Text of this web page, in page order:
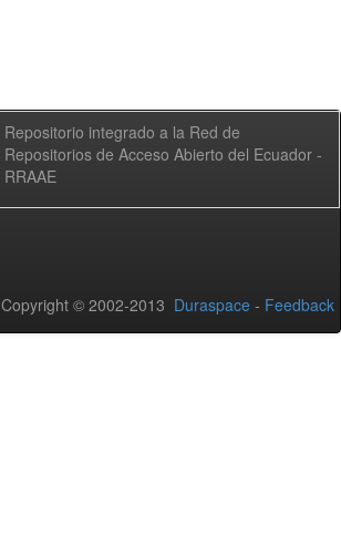
Repositorio integrado a la Red de
Repositorios de Acceso Abierto del Ecuador -
RRAAE
Copyright © 2002-2013 Duraspace - Feedback